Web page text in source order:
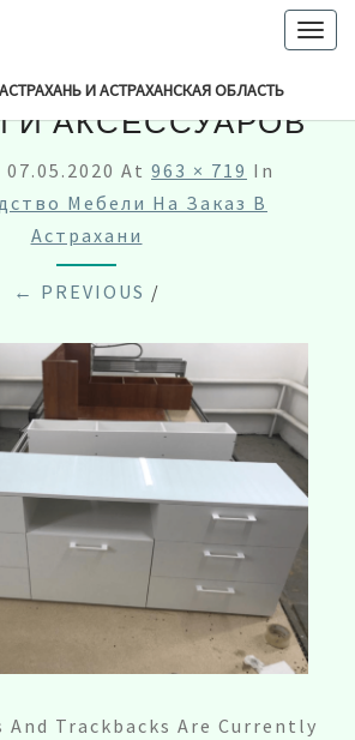
И АСТРАХАНСКАЯ ОБЛАСТЬ
И АКСЕССУАРОВ
07.05.2020 At 963 × 719 In
Мебели На Заказ В
Астрахани
← PREVIOUS /
And Trackbacks Are Currently